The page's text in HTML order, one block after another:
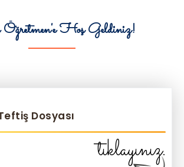
Hoş Geldiniz!
Dosyası
tıklayınız.